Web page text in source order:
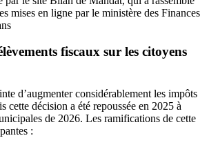
mises en ligne par le ministère des Finances
fiscaux sur les citoyens
d’augmenter considérablement les impôts
cette décision a été repoussée en 2025 à
de 2026. Les ramifications de cette
: